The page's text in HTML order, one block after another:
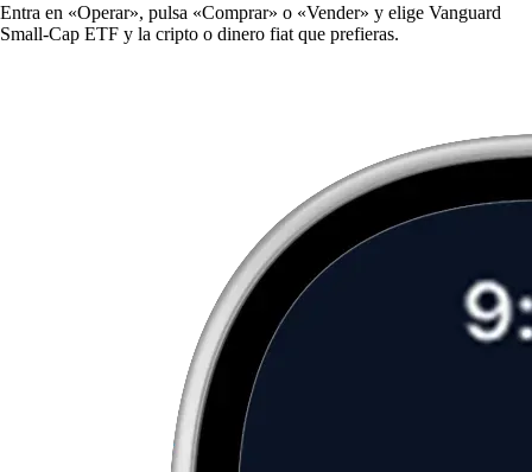
Entra en «Operar», pulsa «Comprar» o «Vender» y elige Vanguard
Small-Cap ETF y la cripto o dinero fiat que prefieras.